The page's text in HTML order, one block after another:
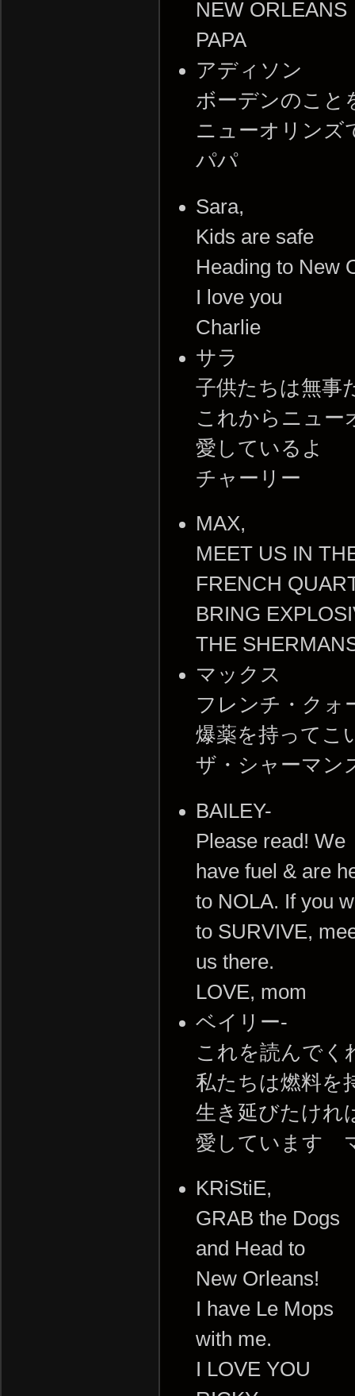
NEW ORLEANS
PAPA
アディソン
ボーデンのこと
ニューオリンズ
パパ
Sara,
Kids are safe
Heading to New
I love you
Charlie
サラ
子供たちは無事
これからニュー
愛しているよ
チャーリー
MAX,
MEET US IN
FRENCH
BRING
THE
マックス
フレンチ・クォ
爆薬を持ってこ
ザ・シャーマン
BAILEY-
Please read! We
have fuel & are
to NOLA. If you
to SURVIVE,
us there.
LOVE, mom
ベイリー-
これを読んでく
私たちは燃料を
生き延びたけれ
愛しています
KRiStiE,
GRAB the Dogs
and Head to
New Orleans!
I have Le Mops
with me.
I LOVE YOU